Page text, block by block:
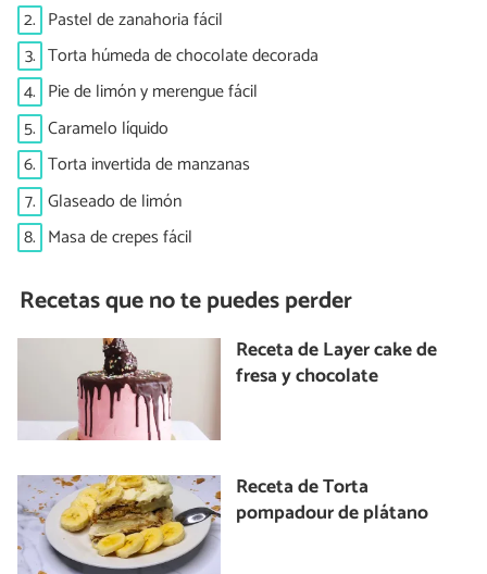
2. Pastel de zanahoria fácil
3. Torta húmeda de chocolate decorada
4. Pie de limón y merengue fácil
5. Caramelo líquido
6. Torta invertida de manzanas
7. Glaseado de limón
8. Masa de crepes fácil
Recetas que no te puedes perder
Receta de Layer cake de
fresa y chocolate
Receta de Torta
pompadour de plátano